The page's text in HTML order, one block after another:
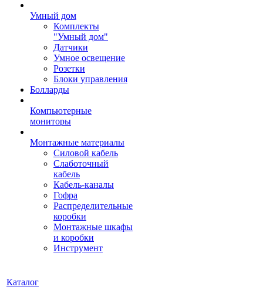
Умный дом
Комплекты
"Умный дом"
Датчики
Умное освещение
Розетки
Блоки управления
Болларды
Компьютерные
мониторы
Монтажные материалы
Силовой кабель
Слаботочный
кабель
Кабель-каналы
Гофра
Распределительные
коробки
Монтажные шкафы
и коробки
Инструмент
Каталог